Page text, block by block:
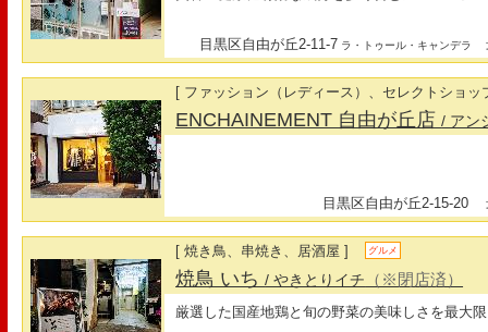
目黒区自由が丘2-11-7 ラ・トゥール・キャンデラ
[ ファッション（レディース）、セレクトショッ
ENCHAINEMENT 自由が丘店/ アン
目黒区自由が丘2-15-20
[ 焼き鳥、串焼き、居酒屋 ] グルメ
焼鳥 いち/ やきとりイチ （※閉店済）
厳選した国産地鶏と旬の野菜の美味しさを最大